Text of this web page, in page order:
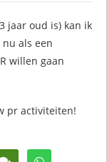
jaar oud is) kan ik
als een
willen gaan
pr activiteiten!